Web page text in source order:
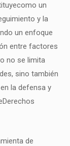
un
y la
un enfoque
entre factores
no se limita
sino también
la defensa y
de